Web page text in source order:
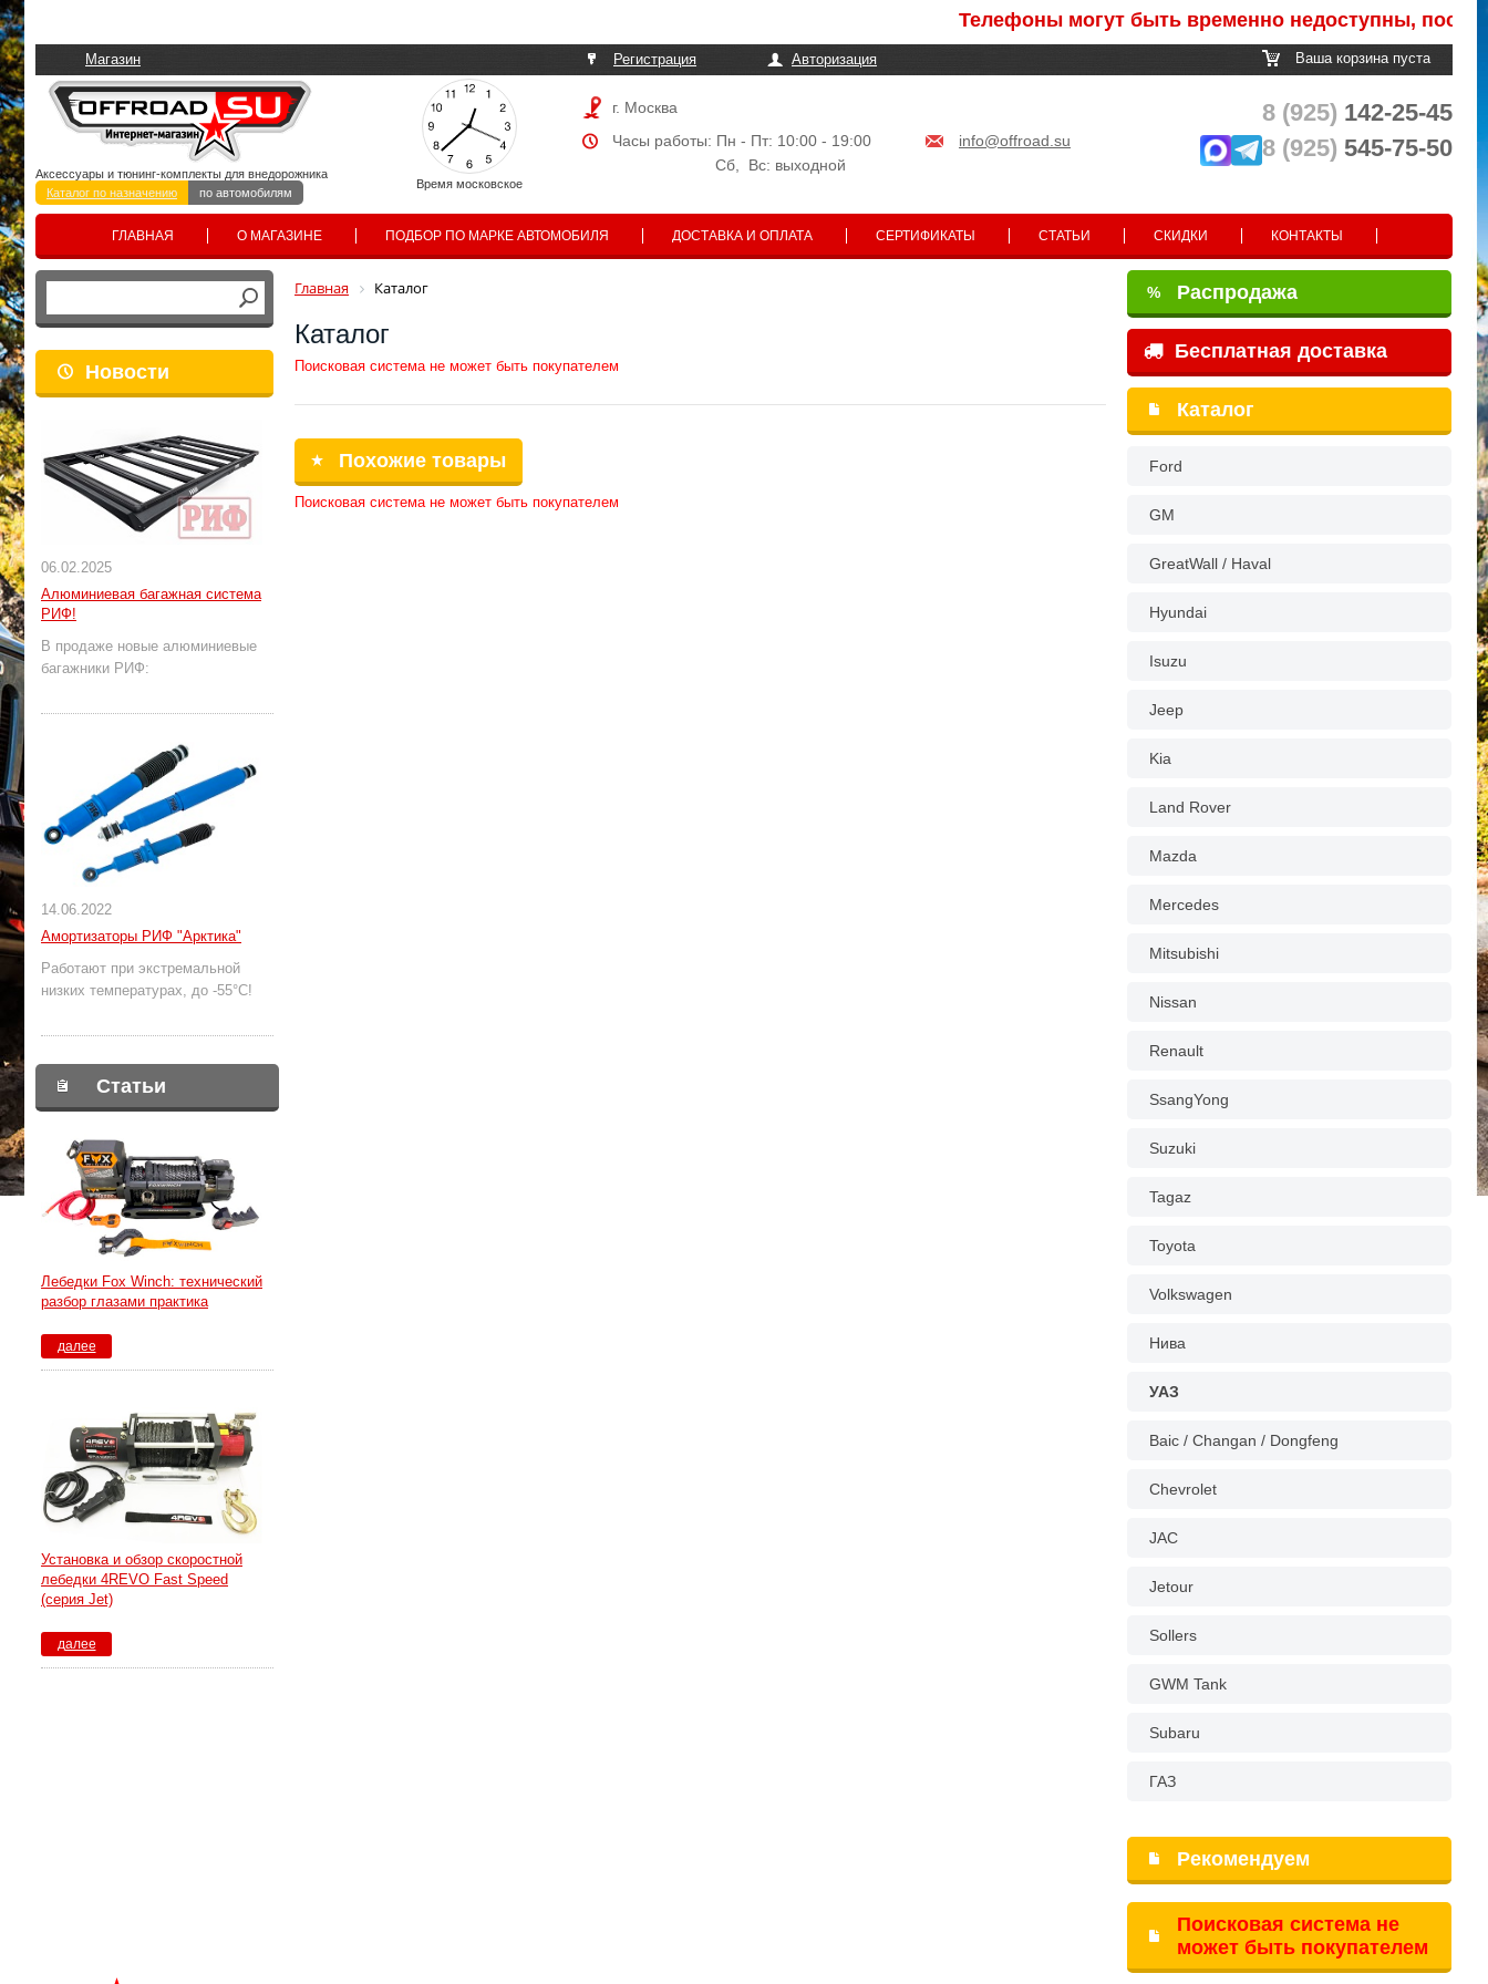
Телефоны могут быть временно недоступны, после
Магазин Регистрация Авторизация Ваша корзина пуста
Время московское
Аксессуары и тюнинг-комплекты для внедорожника
Каталог по назначению
по автомобилям
г. Москва
Часы работы: Пн - Пт: 10:00 - 19:00
info@offroad.su
Сб, Вс: выходной
8 (925) 142-25-45
8 (925) 545-75-50
ГЛАВНАЯ О МАГАЗИНЕ ПОДБОР ПО МАРКЕ АВТОМОБИЛЯ ДОСТАВКА И ОПЛАТА СЕРТИФИКАТЫ СТАТЬИ СКИДКИ КОНТАКТЫ
Новости
06.02.2025
Алюминиевая багажная система
РИФ!
В продаже новые алюминиевые
багажники РИФ:
14.06.2022
Амортизаторы РИФ "Арктика"
Работают при экстремальной
низких температурах, до -55°С!
Статьи
Лебедки Fox Winch: технический
разбор глазами практика
далее
Установка и обзор скоростной
лебедки 4REVO Fast Speed
(серия Jet)
далее
Главная Каталог
Каталог
Поисковая система не может быть покупателем
Похожие товары
Поисковая система не может быть покупателем
% Распродажа
Бесплатная доставка
Каталог
Ford
GM
GreatWall / Haval
Hyundai
Isuzu
Jeep
Kia
Land Rover
Mazda
Mercedes
Mitsubishi
Nissan
Renault
SsangYong
Suzuki
Tagaz
Toyota
Volkswagen
Нива
УАЗ
Baic / Changan / Dongfeng
Chevrolet
JAC
Jetour
Sollers
GWM Tank
Subaru
ГАЗ
Рекомендуем
Поисковая система не
может быть покупателем